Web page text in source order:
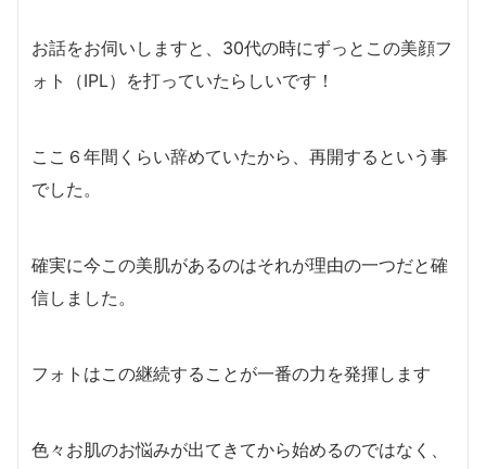
お話をお伺いしますと、30代の時にずっとこの美顔フ
ォト（IPL）を打っていたらしいです！
ここ６年間くらい辞めていたから、再開するという事
でした。
確実に今この美肌があるのはそれが理由の一つだと確
信しました。
フォトはこの継続することが一番の力を発揮します
色々お肌のお悩みが出てきてから始めるのではなく、